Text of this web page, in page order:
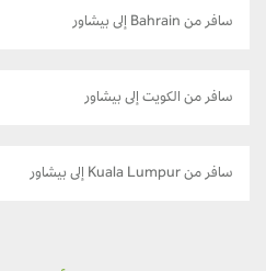
سافر من Bahrain إلى بيشاور
سافر من الكويت إلى بيشاور
سافر من Kuala Lumpur إلى بيشاور